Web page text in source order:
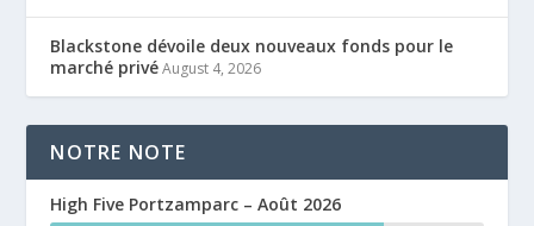
Blackstone dévoile deux nouveaux fonds pour le
marché privé August 4, 2026
NOTRE NOTE
High Five Portzamparc – Août 2026